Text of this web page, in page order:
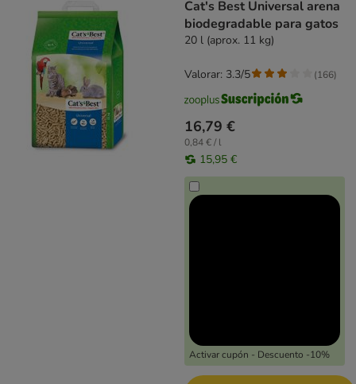
Cat's Best Universal arena
biodegradable para gatos
20 l (aprox. 11 kg)
16,79 €
0,84 € / l
15,95 €
Activar cupón - Descuento -10%
Valorar: 3.3/5 (166)